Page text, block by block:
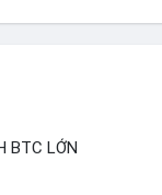
BTC LỚN